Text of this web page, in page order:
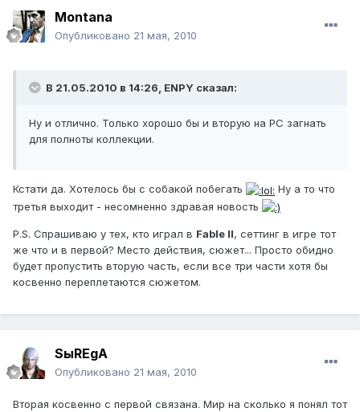
Montana
Опубликовано 21 мая, 2010
В 21.05.2010 в 14:26, ENPY сказал:
Ну и отлично. Только хорошо бы и вторую на PC загнать
для полноты коллекции.
Кстати да. Хотелось бы с собакой побегать
Ну а то что
третья выходит - несомненно здравая новость
P.S. Спрашиваю у тех, кто играл в Fable II, сеттинг в игре тот
же что и в первой? Место действия, сюжет... Просто обидно
будет пропустить вторую часть, если все три части хотя бы
косвенно переплетаются сюжетом.
SыREgA
Опубликовано 21 мая, 2010
Вторая косвенно с первой связана. Мир на сколько я понял тот